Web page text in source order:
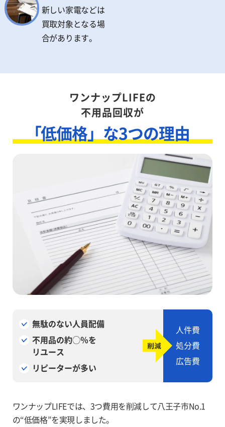
新しい家電などは
買取対象となる場
合があります。
ワンナップLIFEの
不用品回収が
「低価格」な3つの理由
無駄のない人員配備
不用品の約◯％を
リユース
リピーターが多い
人件費
処分費
広告費
ワンナップLIFEでは、3つ費用を削減して八王子市No.1
の“低価格”を実現しました。